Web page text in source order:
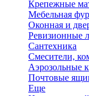
Крепежные
Мебельная
Оконная и
Ревизионные
Сантехника
Смесители,
Аэрозольные
Почтовые
Еще